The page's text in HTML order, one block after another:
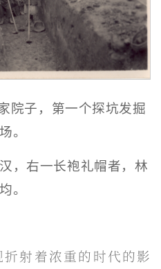
院子，第一个探坑发掘
。
，右一长袍礼帽者，林
。
射着浓重的时代的影